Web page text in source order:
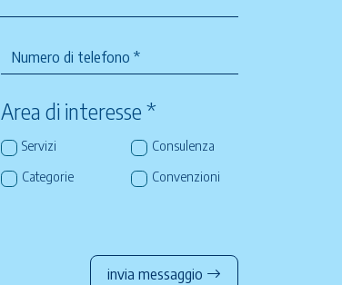
Area di interesse *
Servizi
Consulenza
Categorie
Convenzioni
invia messaggio